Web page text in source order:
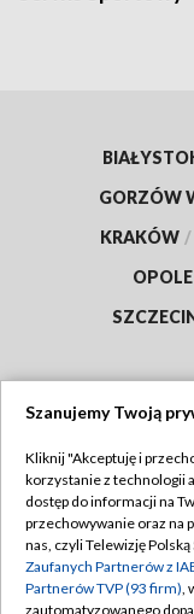
GORZÓW
KRAKÓW /
OPOLE
Abonament TVP
Emisja w TVP
Centrum
Szanujemy Twoją
Kliknij "Akceptuję i
korzystanie z technologii
dostęp do informacji na
przechowywanie oraz na
nas, czyli Telewizję
Zaufanych Partnerów z
Partnerów TVP (93 firm),
zautomatyzowanego